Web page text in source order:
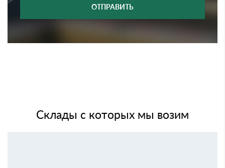
ОТПРАВИТЬ
Склады с которых мы возим